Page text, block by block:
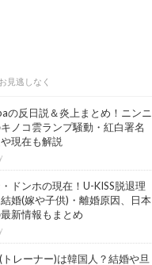
見逃しなく
の反日説＆炎上まとめ！ニンニ
ノコ雲ランプ騒動・紅白署名
現在も解説
ドンホの現在！U-KISS脱退理
婚(嫁や子供)・離婚原因、日本
新情報もまとめ
トレーナー)は韓国人？結婚や旦